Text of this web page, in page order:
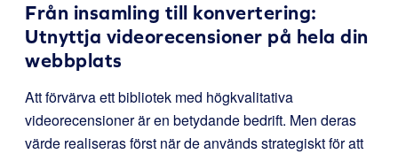
Från insamling till konvertering:
Utnyttja videorecensioner på hela din
webbplats
Att förvärva ett bibliotek med högkvalitativa
videorecensioner är en betydande bedrift. Men deras
värde realiseras först när de används strategiskt för att